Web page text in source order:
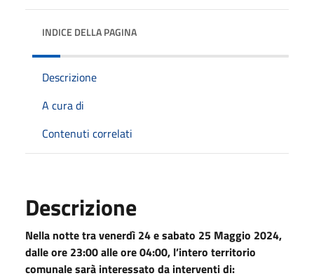
INDICE DELLA PAGINA
Descrizione
A cura di
Contenuti correlati
Descrizione
Nella notte tra venerdì 24 e sabato 25 Maggio 2024,
dalle ore 23:00 alle ore 04:00, l’intero territorio
comunale sarà interessato da interventi di: